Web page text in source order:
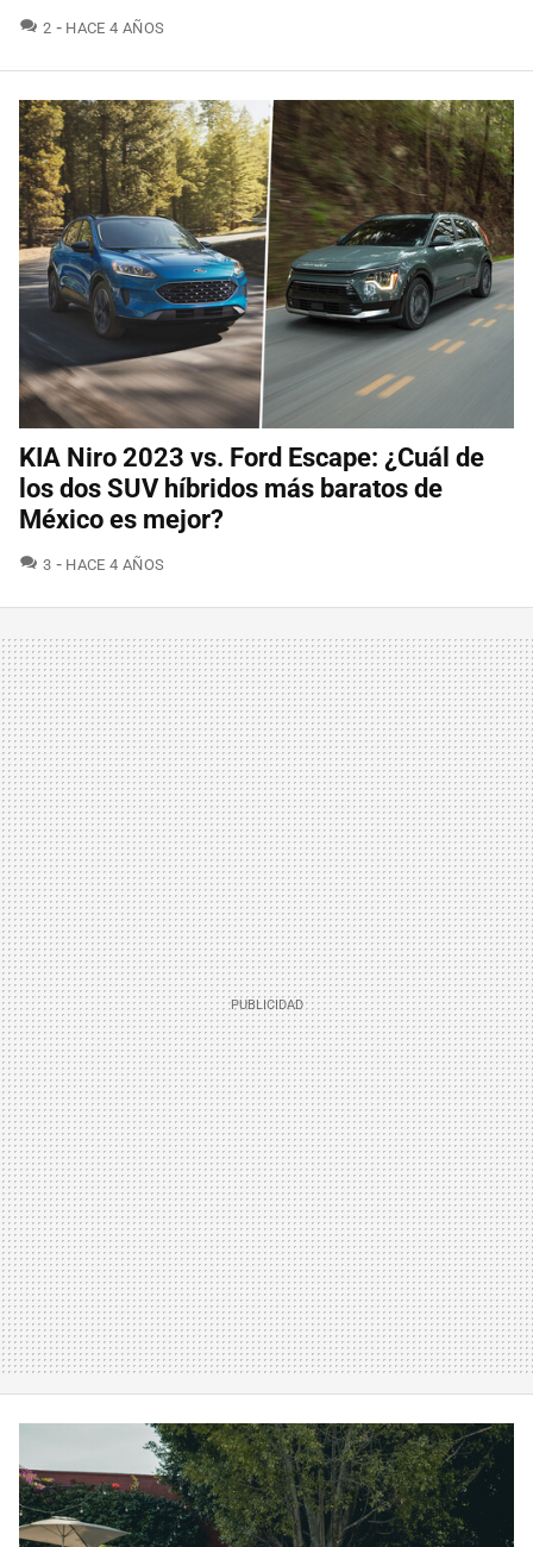
2 COMENTARIOS
HACE 4 AÑOS
KIA Niro 2023 vs. Ford Escape: ¿Cuál de
los dos SUV híbridos más baratos de
México es mejor?
3 COMENTARIOS
HACE 4 AÑOS